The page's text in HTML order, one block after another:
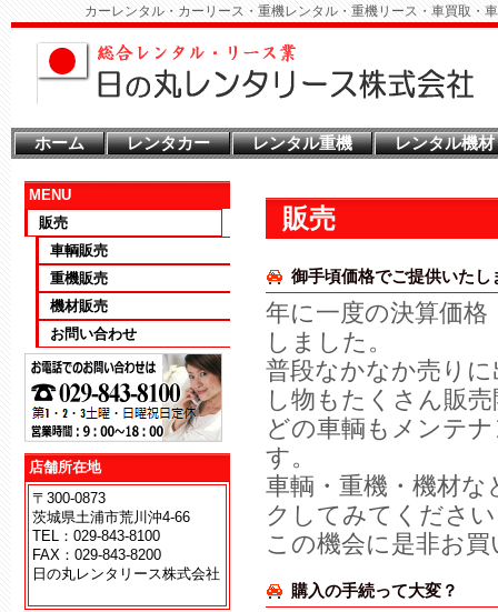
カーレンタル・カーリース・重機レンタル・重機リース・車買取・
ホーム レンタカー レンタル重機 レンタル機材
MENU
販売
車輌販売
重機販売
機材販売
お問い合わせ
店舗所在地
〒300-0873
茨城県土浦市荒川沖4-66
TEL：029-843-8100
FAX：029-843-8200
日の丸レンタリース株式会社
販売
御手頃価格でご提供いたし
年に一度の決算価
しました。
普段なかなか売り
し物もたくさん販
どの車輌もメンテ
す。
車輌・重機・機材
クしてみてくださ
この機会に是非お
購入の手続って大変？